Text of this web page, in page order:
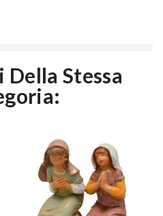
Stessa